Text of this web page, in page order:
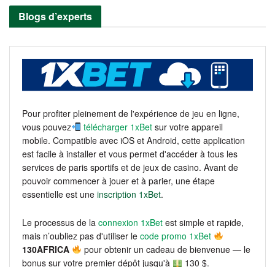
Blogs d’experts
Pour profiter pleinement de l'expérience de jeu en ligne,
vous pouvez
télécharger 1xBet sur votre appareil
mobile. Compatible avec iOS et Android, cette application
est facile à installer et vous permet d'accéder à tous les
services de paris sportifs et de jeux de casino. Avant de
pouvoir commencer à jouer et à parier, une étape
essentielle est une inscription 1xBet.
Le processus de la connexion 1xBet est simple et rapide,
mais n’oubliez pas d'utiliser le code promo 1xBet
130AFRICA
pour obtenir un cadeau de bienvenue — le
bonus sur votre premier dépôt jusqu'à
130 $.